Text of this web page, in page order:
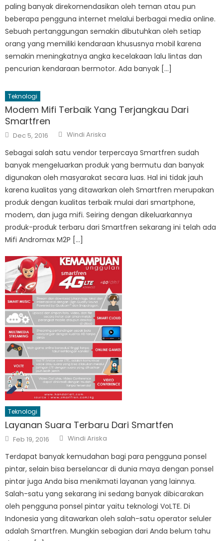
paling banyak direkomendasikan oleh teman atau pun
beberapa pengguna internet melalui berbagai media online.
Sebuah pertanggungan semakin dibutuhkan oleh setiap
orang yang memiliki kendaraan khususnya mobil karena
semakin meningkatnya angka kecelakaan lalu lintas dan
pencurian kendaraan bermotor. Ada banyak […]
Teknologi
Modem Mifi Terbaik Yang Terjangkau Dari
Smartfren
Posted
on
Dec 5, 2016 Author
Windi Ariska
Sebagai salah satu vendor terpercaya Smartfren sudah
banyak mengeluarkan produk yang bermutu dan banyak
digunakan oleh masyarakat secara luas. Hal ini tidak jauh
karena kualitas yang ditawarkan oleh Smartfren merupakan
produk dengan kualitas terbaik mulai dari smartphone,
modem, dan juga mifi. Seiring dengan dikeluarkannya
produk-produk terbaru dari Smartfren sekarang ini telah ada
Mifi Andromax M2P […]
Teknologi
Layanan Suara Terbaru Dari Smartfen
Posted
on
Feb 19, 2016 Author
Windi Ariska
Terdapat banyak kemudahan bagi para pengguna ponsel
pintar, selain bisa berselancar di dunia maya dengan ponsel
pintar juga Anda bisa menikmati layanan yang lainnya.
Salah-satu yang sekarang ini sedang banyak dibicarakan
oleh pengguna ponsel pintar yaitu teknologi VoLTE. Di
Indonesia yang ditawarkan oleh salah-satu operator seluler
adalah Smartfren. Mungkin sebagian dari Anda belum tahu